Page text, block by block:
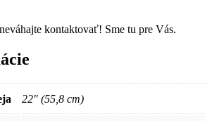
kontaktovať! Sme tu pre Vás.
22" (55,8 cm)